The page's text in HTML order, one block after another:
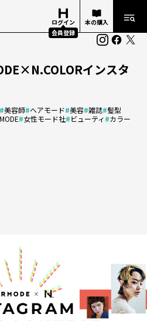
ログイン
会員登録
本の購入
インスタ
#美容師#ヘアモード#美容#雑誌#髪型
#女性モード社#ビューティ#カラー